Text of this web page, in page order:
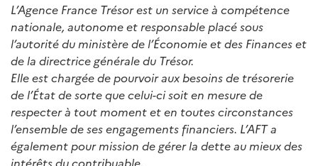
L’Agence France Trésor est un service à compétence
nationale, autonome et responsable placé sous
l’autorité du ministère de l’Économie et des Finances et
de la directrice générale du Trésor.
Elle est chargée de pourvoir aux besoins de trésorerie
de l’État de sorte que celui-ci soit en mesure de
respecter à tout moment et en toutes circonstances
l’ensemble de ses engagements financiers. L’AFT a
également pour mission de gérer la dette au mieux des
intérêts du contribuable.